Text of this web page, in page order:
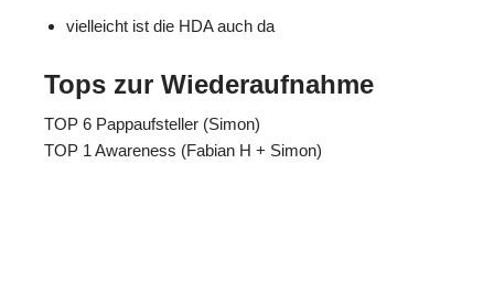
vielleicht ist die HDA auch da
Tops zur Wiederaufnahme
TOP 6 Pappaufsteller (Simon)
TOP 1 Awareness (Fabian H + Simon)